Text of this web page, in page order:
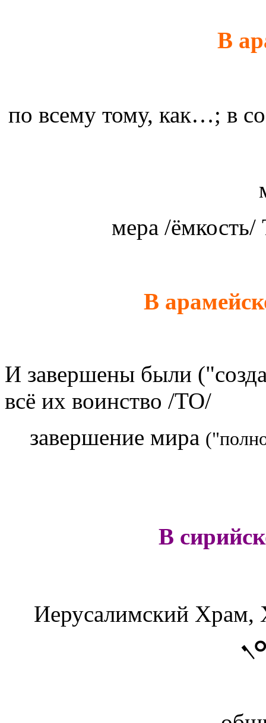
В
по всему тому, как…; в
мера /
И завершены были
всё их воинство /ТО/
завершение мира
В
Иерусалимский